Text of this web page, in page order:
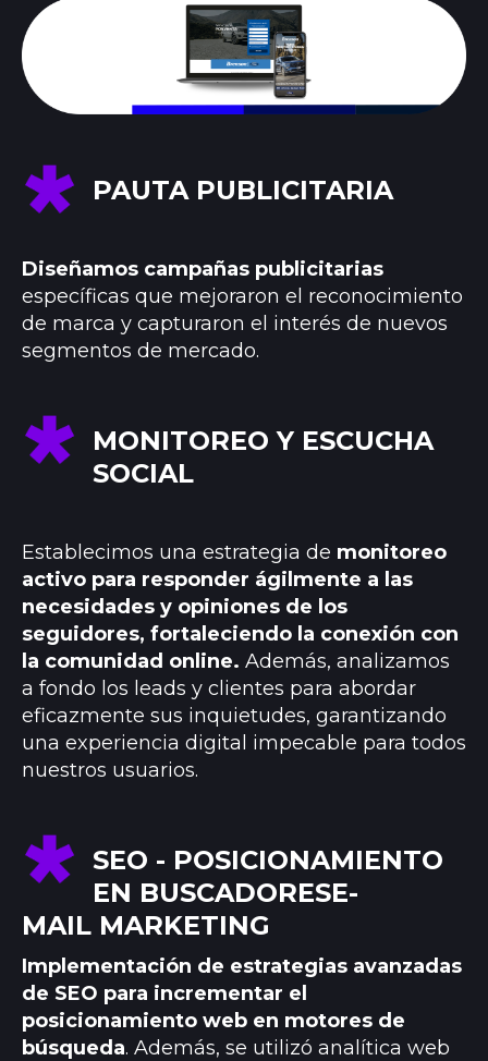
PAUTA PUBLICITARIA
Diseñamos campañas publicitarias
específicas que mejoraron el reconocimiento
de marca y capturaron el interés de nuevos
segmentos de mercado.
MONITOREO Y ESCUCHA
SOCIAL
Establecimos una estrategia de monitoreo
activo para responder ágilmente a las
necesidades y opiniones de los
seguidores, fortaleciendo la conexión con
la comunidad online. Además, analizamos
a fondo los leads y clientes para abordar
eficazmente sus inquietudes, garantizando
una experiencia digital impecable para todos
nuestros usuarios.
SEO - POSICIONAMIENTO
EN BUSCADORESE-
MAIL MARKETING
Implementación de estrategias avanzadas
de SEO para incrementar el
posicionamiento web en motores de
búsqueda. Además, se utilizó analítica web